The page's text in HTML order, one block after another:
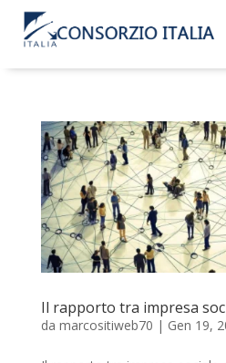
Il rapporto tra impresa
da marcositiweb70 | Gen 19,